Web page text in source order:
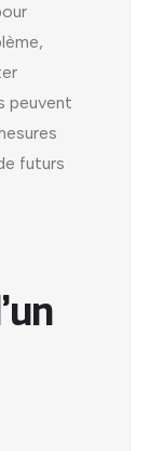
peuvent
futurs